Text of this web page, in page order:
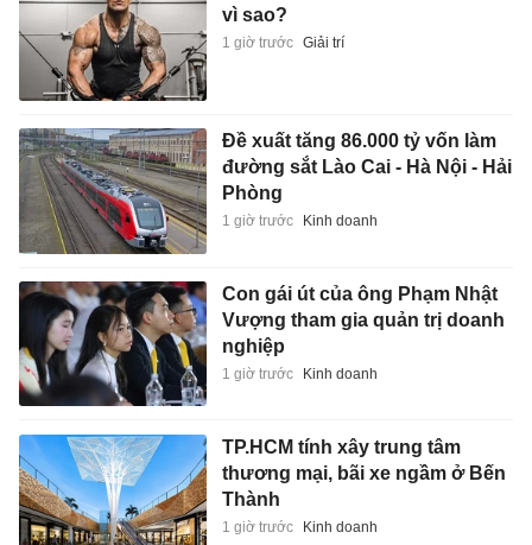
vì sao?
1 giờ trước Giải trí
Đề xuất tăng 86.000 tỷ vốn làm
đường sắt Lào Cai - Hà Nội - Hải
Phòng
1 giờ trước Kinh doanh
Con gái út của ông Phạm Nhật
Vượng tham gia quản trị doanh
nghiệp
1 giờ trước Kinh doanh
TP.HCM tính xây trung tâm
thương mại, bãi xe ngầm ở Bến
Thành
1 giờ trước Kinh doanh